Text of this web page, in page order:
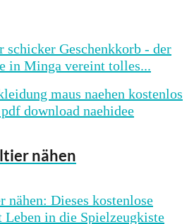
schicker Geschenkkorb - der
in Minga vereint tolles...
nähen
Dieses kostenlose
in die Spielzeugkiste